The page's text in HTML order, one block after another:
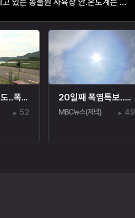
내일 26~34도‥폭염·열대야주의보
52
20일째 폭염특보‥온열질환자 110명
MBC뉴스(저녁) 49